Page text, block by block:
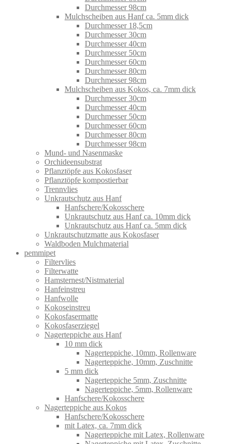
Durchmesser 98cm
Mulchscheiben aus Hanf ca. 5mm dick
Durchmesser 18,5cm
Durchmesser 30cm
Durchmesser 40cm
Durchmesser 50cm
Durchmesser 60cm
Durchmesser 80cm
Durchmesser 98cm
Mulchscheiben aus Kokos, ca. 7mm dick
Durchmesser 30cm
Durchmesser 40cm
Durchmesser 50cm
Durchmesser 60cm
Durchmesser 80cm
Durchmesser 98cm
Mund- und Nasenmaske
Orchideensubstrat
Pflanztöpfe aus Kokosfaser
Pflanztöpfe kompostierbar
Trennvlies
Unkrautschutz aus Hanf
Hanfschere/Kokosschere
Unkrautschutz aus Hanf ca. 10mm dick
Unkrautschutz aus Hanf ca. 5mm dick
Unkrautschutzmatte aus Kokosfaser
Waldboden Mulchmaterial
pemmipet
Filtervlies
Filterwatte
Hamsternest/Nistmaterial
Hanfeinstreu
Hanfwolle
Kokoseinstreu
Kokosfasermatte
Kokosfaserziegel
Nagerteppiche aus Hanf
10 mm dick
Nagerteppiche, 10mm, Rollenware
Nagerteppiche, 10mm, Zuschnitte
5 mm dick
Nagerteppiche 5mm, Zuschnitte
Nagerteppiche, 5mm, Rollenware
Hanfschere/Kokosschere
Nagerteppiche aus Kokos
Hanfschere/Kokosschere
mit Latex, ca. 7mm dick
Nagerteppiche mit Latex, Rollenware